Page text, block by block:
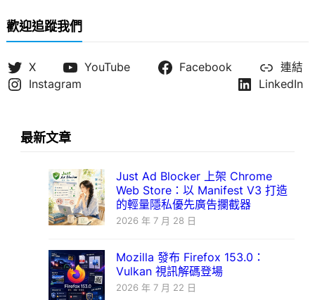
歡迎追蹤我們
X YouTube Facebook
連結
Instagram
LinkedIn
最新文章
Just Ad Blocker 上架 Chrome
Web Store：以 Manifest V3 打造
的輕量隱私優先廣告攔截器
2026 年 7 月 28 日
Mozilla 發布 Firefox 153.0：
Vulkan 視訊解碼登場
2026 年 7 月 22 日